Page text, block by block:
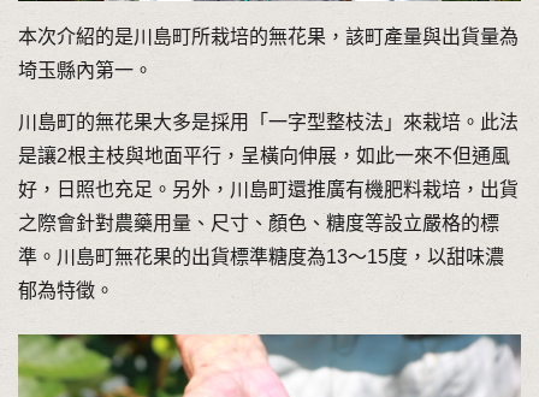
本次介紹的是川島町所栽培的無花果，該町產量與出貨量為
埼玉縣內第一。
川島町的無花果大多是採用「一字型整枝法」來栽培。此法
是讓2根主枝與地面平行，呈橫向伸展，如此一來不但通風
好，日照也充足。另外，川島町還推廣有機肥料栽培，出貨
之際會針對農藥用量、尺寸、顏色、糖度等設立嚴格的標
準。川島町無花果的出貨標準糖度為13～15度，以甜味濃
郁為特徵。